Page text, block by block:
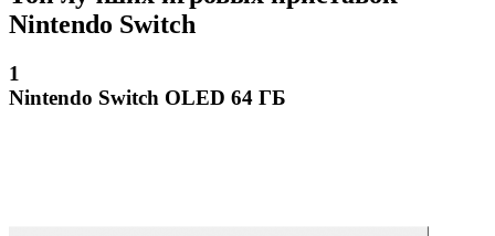
Nintendo Switch
1
Nintendo Switch OLED 64 ГБ